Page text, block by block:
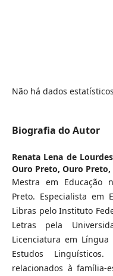
Não há dados
Biografia do Autor
Renata Lena de
Ouro Preto, Ouro Preto,
Mestra em Educação
Preto. Especialista em
Libras pelo Instituto
Letras pela
Licenciatura em
Estudos
relacionados à família-